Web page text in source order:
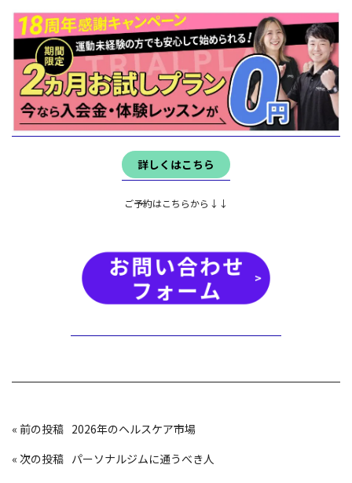
詳しくはこちら
ご予約はこちらから↓↓
投
稿
ゲ
«
2026年のヘルスケア市場
«
パーソナルジムに通うべき人